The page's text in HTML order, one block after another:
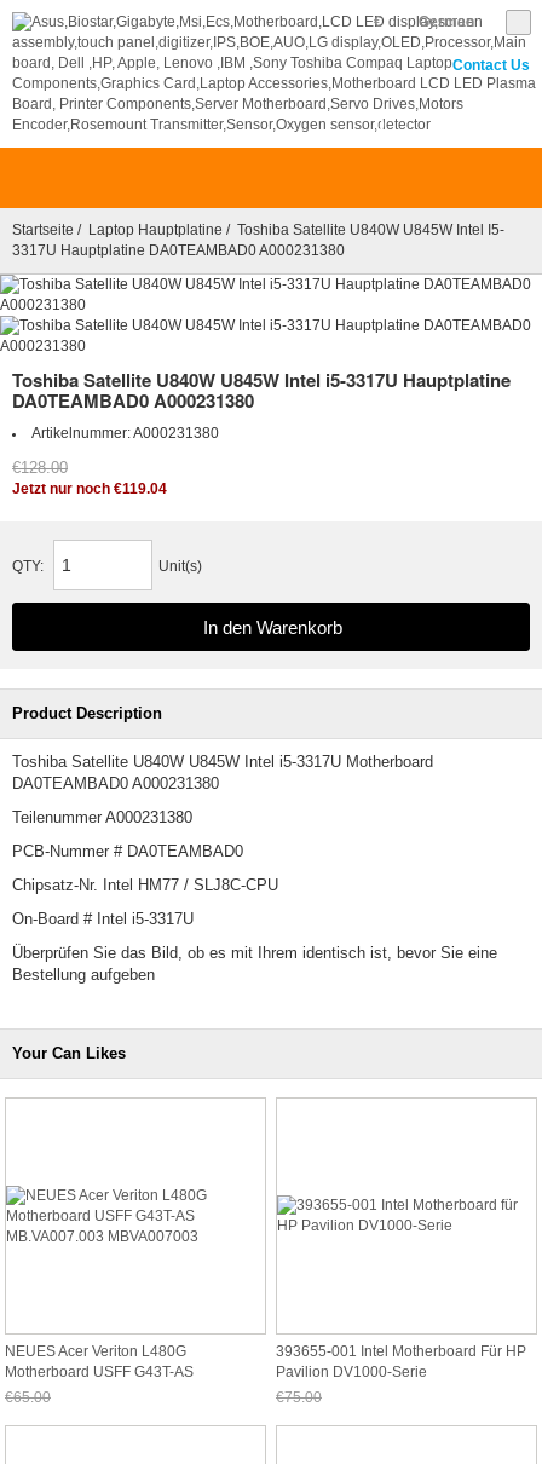
German
€
Contact Us
0
Startseite / Laptop Hauptplatine / Toshiba Satellite U840W U845W Intel I5-
3317U Hauptplatine DA0TEAMBAD0 A000231380
Toshiba Satellite U840W U845W Intel i5-3317U Hauptplatine
DA0TEAMBAD0 A000231380
Artikelnummer:A000231380
€128.00
Jetzt nur noch €119.04
QTY: Unit(s)
Product Description
Toshiba Satellite U840W U845W Intel i5-3317U Motherboard
DA0TEAMBAD0 A000231380
Teilenummer A000231380
PCB-Nummer # DA0TEAMBAD0
Chipsatz-Nr. Intel HM77 / SLJ8C-CPU
On-Board # Intel i5-3317U
Überprüfen Sie das Bild, ob es mit Ihrem identisch ist, bevor Sie eine
Bestellung aufgeben
Your Can Likes
NEUES Acer Veriton L480G
Motherboard USFF G43T-AS
MB.VA007.003 MBVA007003
€65.00
393655-001 Intel Motherboard Für HP
Pavilion DV1000-Serie
€75.00